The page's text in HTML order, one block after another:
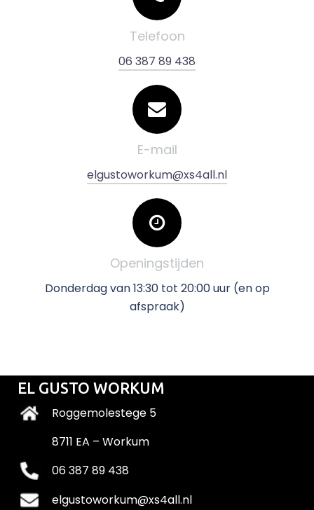
Telefoon
06 387 89 438
E-mail
elgustoworkum@xs4all.nl
Openingstijden
Donderdag van 13:30 tot 20:00 uur (en op
afspraak)
EL GUSTO WORKUM
Roggemolestege 5
8711 EA – Workum
06 387 89 438
elgustoworkum@xs4all.nl